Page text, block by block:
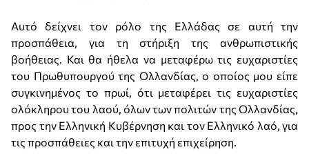
Αυτό δείχνει τον ρόλο της Ελλάδας σε αυτή την
προσπάθεια, για τη στήριξη της ανθρωπιστικής
βοήθειας. Και θα ήθελα να μεταφέρω τις ευχαριστίες
του Πρωθυπουργού της Ολλανδίας, ο οποίος μου είπε
συγκινημένος το πρωί, ότι μεταφέρει τις ευχαριστίες
ολόκληρου του λαού, όλων των πολιτών της Ολλανδίας,
προς την Ελληνική Κυβέρνηση και τον Ελληνικό λαό, για
τις προσπάθειες και την επιτυχή επιχείρηση.